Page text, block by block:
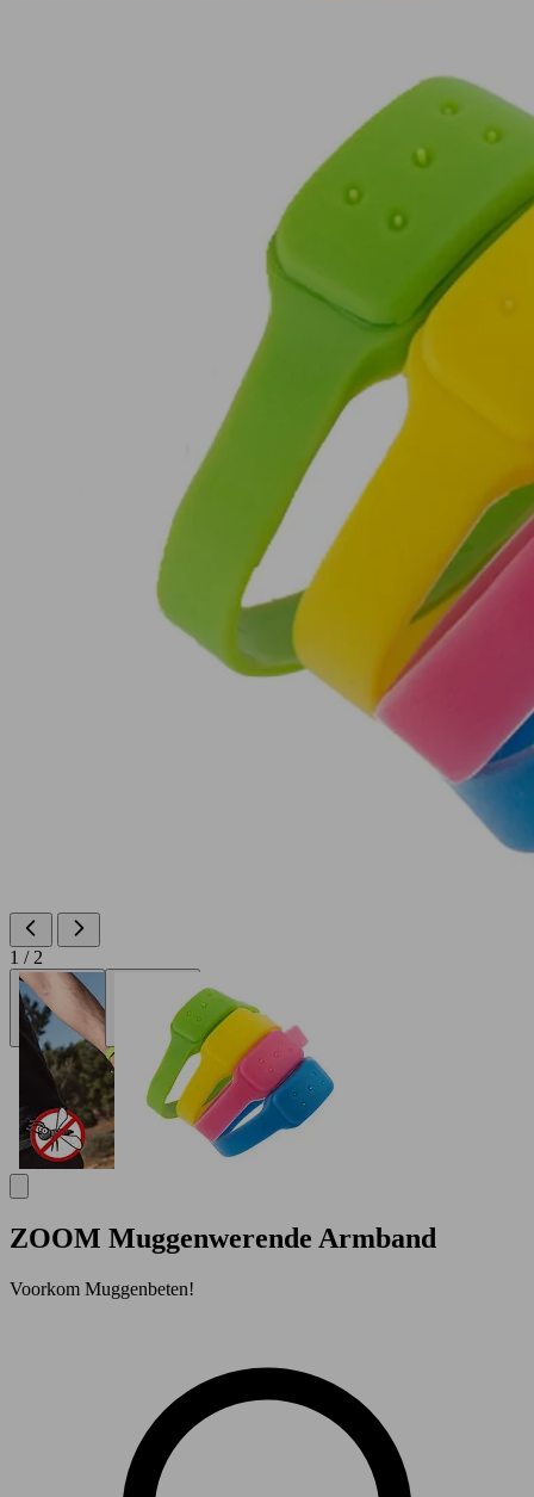
1 / 2
ZOOM Muggenwerende Armband
Voorkom Muggenbeten!